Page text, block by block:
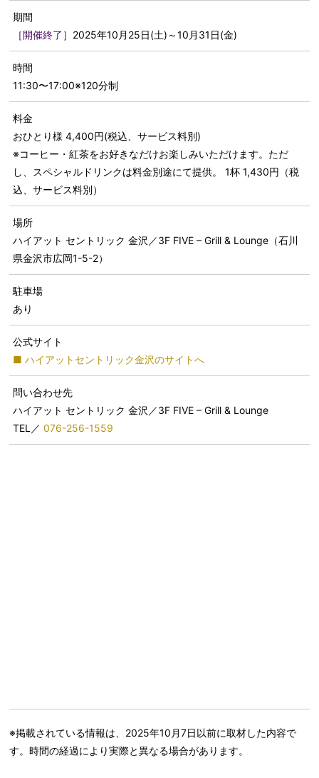
期間
［開催終了］ 2025年10月25日(土)～10月31日(金)
時間
11:30〜17:00※120分制
料金
おひとり様 4,400円(税込、サービス料別)
※コーヒー・紅茶をお好きなだけお楽しみいただけます。ただ
し、スペシャルドリンクは料⾦別途にて提供。 1杯 1,430円（税
込、サービス料別）
場所
ハイアット セントリック 金沢／3F FIVE – Grill & Lounge（石川
県金沢市広岡1-5-2）
駐車場
あり
公式サイト
■ ハイアットセントリック金沢のサイトへ
問い合わせ先
ハイアット セントリック 金沢／3F FIVE – Grill & Lounge
TEL／ 076-256-1559
※掲載されている情報は、2025年10月7日以前に取材した内容で
す。時間の経過により実際と異なる場合があります。